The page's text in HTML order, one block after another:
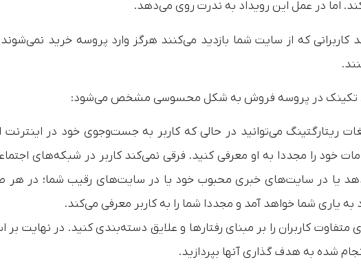
اما در عمل این رویداد به ندرت روی می‌دهد.
بیش از ۹۶ درصد کاربرانی که از سایت شما بازدید می‌کنند هرگز وارد پروسه خرید
تکینک در پروسه فروش به شکل محسوسی مشخص می‌شود:
ریتارگتینگ می‌توانید در حالی که کاربر به جست‌وجوی خود در اینترنت
خود را مجددا به او معرفی کنید. فرقی نمی‌کند کاربر در شبکه‌های
یا در سایت‌های خبری محبوب خود یا در سایت‌های رقیب شما؛ در هر
یاری شما خواهد آمد و مجددا شما را به کاربر معرفی می‌کند.
کاربران را بر مبنای رفتارها و علایق دسته‌بندی کنید. در نهایت بر
شده به هدف گذاری آنها بپردازید.